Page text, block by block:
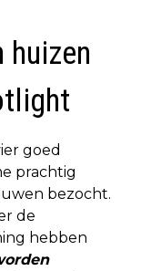
huizen
goed
prachtig
bezocht.
de
hebben